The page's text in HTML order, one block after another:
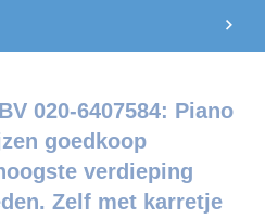
020-6407584: Piano
goedkoop
verdieping
Zelf met karretje